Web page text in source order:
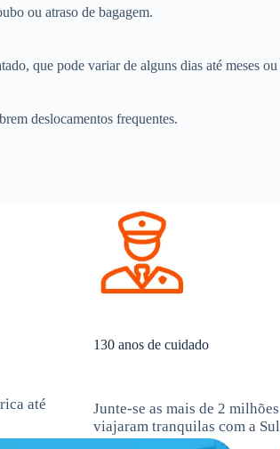
ou atraso de bagagem.
que pode variar de alguns dias até meses ou
deslocamentos frequentes.
até
130 anos de cuidado
Junte-se as mais de 2
viajaram tranquilas com a